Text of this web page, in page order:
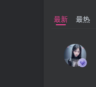
最新 最热